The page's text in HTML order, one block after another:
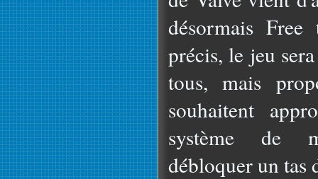
désormais
précis, le jeu
tous, mais
souhaitent
système de
débloquer un tas